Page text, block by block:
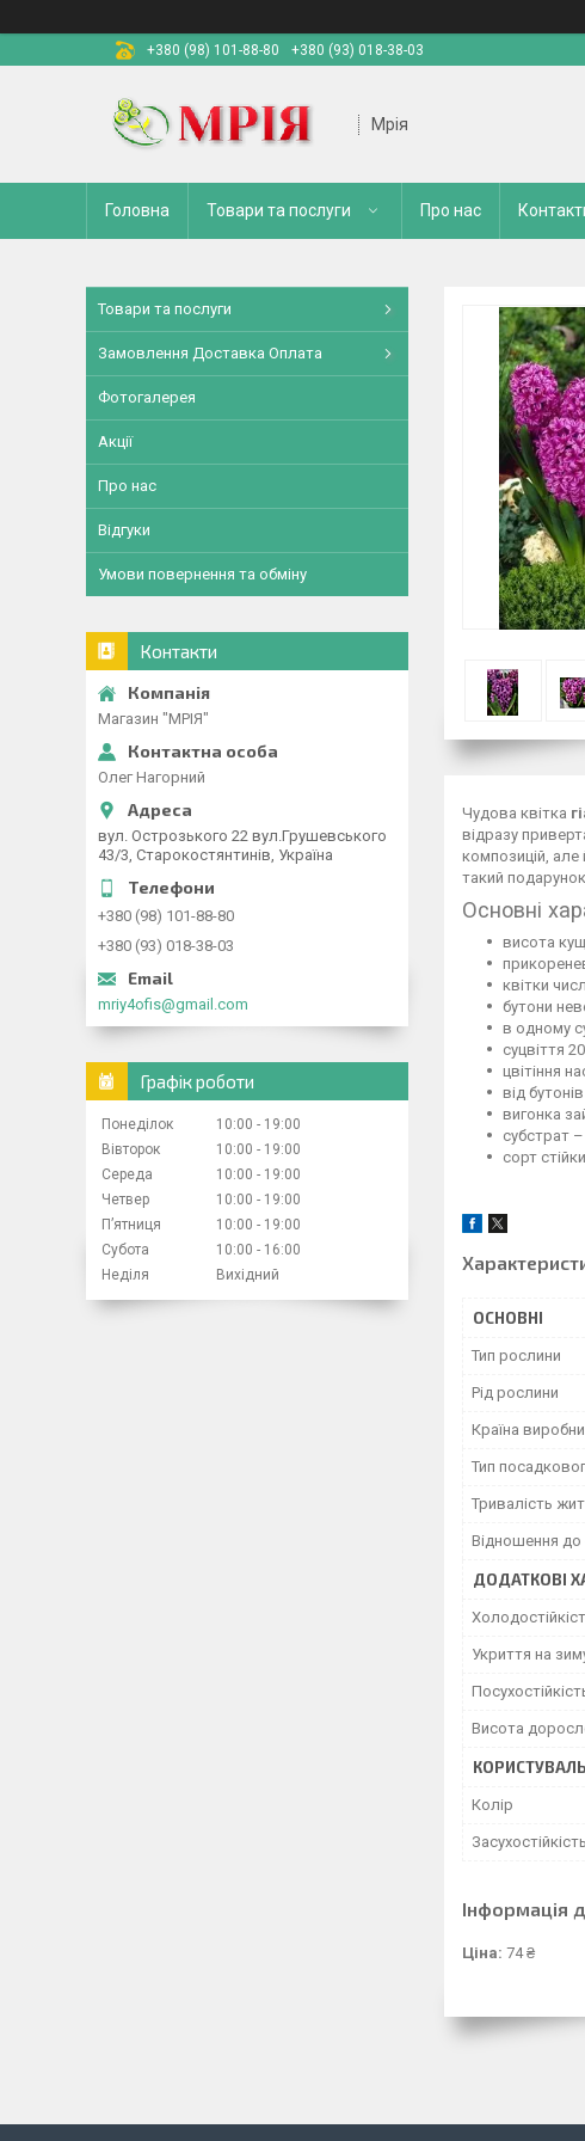
+380 (98) 101-88-80
+380 (93) 018-38-03
Мрія
Головна Товари та послуги Про нас
Чудова квітка
відразу
композицій,
такий
Основні
висота
квітки
бутони
в одному
суцвіття
цвітіння
від
вигонка
субстрат
сорт
ОСНОВНІ
Тип рослини
Рід рослини
Країна
Тип
Тривалість
Відношення до
ДОДАТКОВІ
Укриття на
Висота
Колір
Засухостійкість
Інформація
Ціна: 74 ₴
Товари та послуги
Замовлення Доставка Оплата
Фотогалерея
Акції
Про нас
Відгуки
Умови повернення та обміну
Контакти
Магазин "МРІЯ"
Олег Нагорний
вул. Острозького 22 вул.Грушевського
43/3, Старокостянтинів, Україна
+380 (98) 101-88-80
+380 (93) 018-38-03
mriy4ofis@gmail.com
Графік роботи
Понеділок 10:00
19:00
Вівторок
10:00
19:00
Середа
10:00
19:00
Четвер
10:00
19:00
Пʼятниця
10:00
19:00
Субота
10:00
16:00
Неділя
Вихідний